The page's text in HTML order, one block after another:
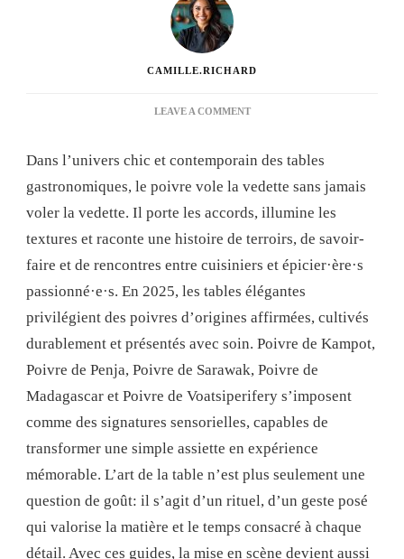
CAMILLE.RICHARD
LEAVE A COMMENTON
CHOISIR
POUR
VOTRE
CHIC
?
Dans l’univers chic et contemporain des tables
gastronomiques, le poivre vole la vedette sans jamais
voler la vedette. Il porte les accords, illumine les
textures et raconte une histoire de terroirs, de savoir-
faire et de rencontres entre cuisiniers et épicier·ère·s
passionné·e·s. En 2025, les tables élégantes
privilégient des poivres d’origines affirmées, cultivés
durablement et présentés avec soin. Poivre de Kampot,
Poivre de Penja, Poivre de Sarawak, Poivre de
Madagascar et Poivre de Voatsiperifery s’imposent
comme des signatures sensorielles, capables de
transformer une simple assiette en expérience
mémorable. L’art de la table n’est plus seulement une
question de goût: il s’agit d’un rituel, d’un geste posé
qui valorise la matière et le temps consacré à chaque
détail. Avec ces guides, la mise en scène devient aussi